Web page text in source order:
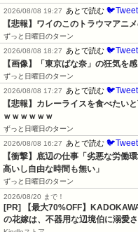
2026/08/08 19:27
あとで読む 🐦Tweet
【悲報】ワイのこのトラウマアニ
ずっと日曜日のターン
2026/08/08 18:27
あとで読む 🐦Tweet
【画像】「東京ばな奈」の狂気を
ずっと日曜日のターン
2026/08/08 17:27
あとで読む 🐦Tweet
【悲報】カレーライスを食べたい
ｗｗｗｗｗｗ
ずっと日曜日のターン
2026/08/08 16:27
あとで読む 🐦Tweet
【衝撃】底辺の仕事「劣悪な労働
高いし自由な時間も無い」
ずっと日曜日のターン
2026/08/20 まで！
[PR] 【最大70%OFF】
の花嫁は、不器用な辺境伯に溺愛